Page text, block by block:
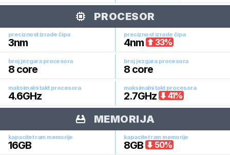
PROCESOR
preciznost izrade čipa
3nm
preciznost izrade čipa
4nm 33%
broj jezgara procesora
8 core
broj jezgara procesora
8 core
maksimalni takt procesora
4.6GHz
maksimalni takt procesora
2.7GHz 41%
MEMORIJA
kapacitet ram memorije
16GB
kapacitet ram memorije
8GB 50%